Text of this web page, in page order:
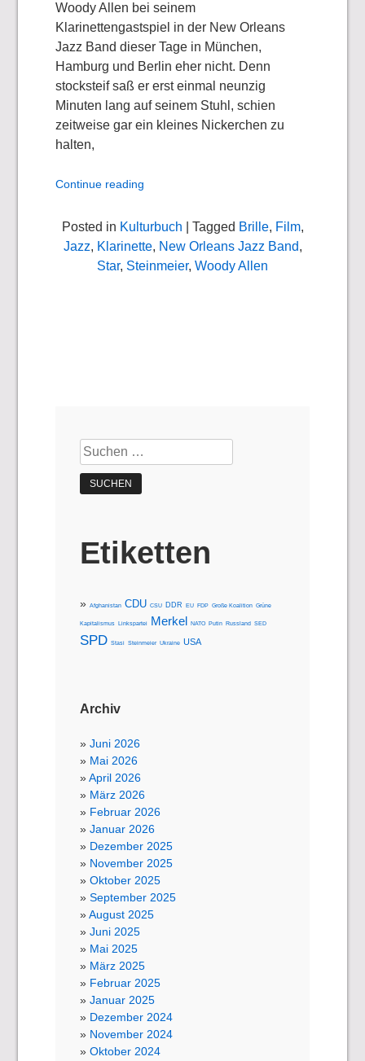
Woody Allen bei seinem
Klarinettengastspiel in der New Orleans
Jazz Band dieser Tage in München,
Hamburg und Berlin eher nicht. Denn
stocksteif saß er erst einmal neunzig
Minuten lang auf seinem Stuhl, schien
zeitweise gar ein kleines Nickerchen zu
halten,
Continue reading
Posted in Kulturbuch | Tagged Brille, Film,
Jazz, Klarinette, New Orleans Jazz Band,
Star, Steinmeier, Woody Allen
Suchen
nach:
Etiketten
Afghanistan CDU CSU DDR EU FDP Große Koalition Grüne
Kapitalismus Linkspartei Merkel NATO Putin Russland SED
SPD Stasi Steinmeier Ukraine USA
Archiv
Juni 2026
Mai 2026
April 2026
März 2026
Februar 2026
Januar 2026
Dezember 2025
November 2025
Oktober 2025
September 2025
August 2025
Juni 2025
Mai 2025
März 2025
Februar 2025
Januar 2025
Dezember 2024
November 2024
Oktober 2024